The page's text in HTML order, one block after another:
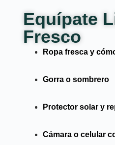
Equípate
Fresco
Ropa fresca y
Gorra o sombrero
Protector solar y
Cámara o celular